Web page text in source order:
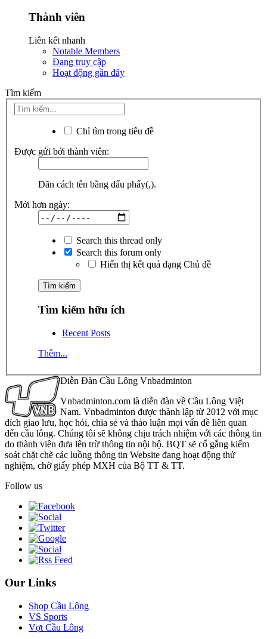
Thành viên
Liên kết nhanh
Notable Members
Đang truy cập
Hoạt động gần đây
Tìm kiếm
Chỉ tìm trong tiêu đề
Được gửi bởi thành viên:
Dãn cách tên bằng dấu phẩy(,).
Mới hơn ngày:
Search this thread only
Search this forum only
Hiển thị kết quả dạng Chủ đề
Tìm kiếm hữu ích
Recent Posts
Thêm...
Diễn Đàn Cầu Lông Vnbadminton
Vnbadminton.com là diễn đàn về Cầu Lông Việt
Nam. Vnbadminton được thành lập từ 2012 với mục
đích giao lưu, học hỏi, chia sẻ và thảo luận mọi vấn đề liên quan
đến cầu lông. Chúng tôi sẽ không chịu trách nhiệm với các thông tin
do thành viên đưa lên trừ thông tin nội bộ. BQT sẽ cố gắng kiểm
soát chặt chẽ các luồng thông tin Website đang hoạt động thử
nghiệm, chờ giấy phép MXH của Bộ TT & TT.
Follow us
Our Links
Shop Cầu Lông
VS Sports
Vợt Cầu Lông